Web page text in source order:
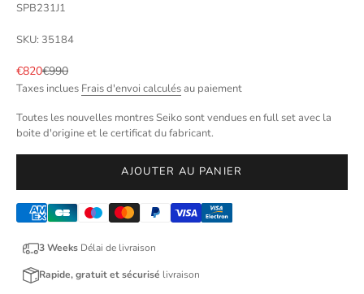
SPB231J1
SKU: 35184
Prix de vente
€820Prix normal
€990
Taxes inclues Frais d'envoi calculésau paiement
Toutes les nouvelles montres Seiko sont vendues en full set avec la
boite d'origine et le certificat du fabricant.
AJOUTER AU PANIER
3 Weeks Délai de livraison
Rapide, gratuit et sécurisé livraison